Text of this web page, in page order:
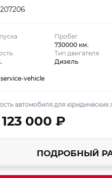
Пробег
730000 км.
Тип двигателя
Дизель
vehicle
автомобиля для юридических
123 000 ₽
ПОДРОБНЫЙ